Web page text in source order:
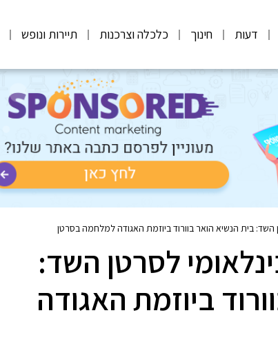
דעות חינוך כלכלה וצרכנות תיירות ונופש
השד: בית הנשיא הואר בוורוד ביוזמת האגודה למלחמה בסרטן
לסרטן השד:
ביוזמת האגודה